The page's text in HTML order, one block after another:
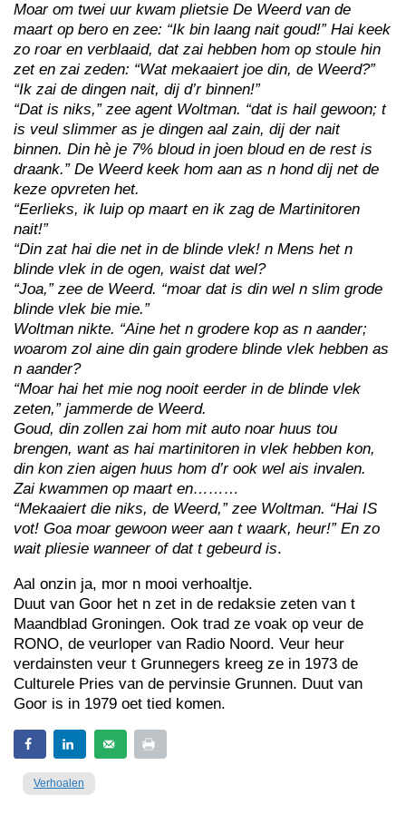
Moar om twei uur kwam plietsie De Weerd van de
maart op bero en zee: “Ik bin laang nait goud!” Hai keek
zo roar en verblaaid, dat zai hebben hom op stoule hin
zet en zai zeden: “Wat mekaaiert joe din, de Weerd?”
“Ik zai de dingen nait, dij d’r binnen!”
“Dat is niks,” zee agent Woltman. “dat is hail gewoon; t
is veul slimmer as je dingen aal zain, dij der nait
binnen. Din hè je 7% bloud in joen bloud en de rest is
draank.” De Weerd keek hom aan as n hond dij net de
keze opvreten het.
“Eerlieks, ik luip op maart en ik zag de Martinitoren
nait!”
“Din zat hai die net in de blinde vlek! n Mens het n
blinde vlek in de ogen, waist dat wel?
“Joa,” zee de Weerd. “moar dat is din wel n slim grode
blinde vlek bie mie.”
Woltman nikte. “Aine het n grodere kop as n aander;
woarom zol aine din gain grodere blinde vlek hebben as
n aander?
“Moar hai het mie nog nooit eerder in de blinde vlek
zeten,” jammerde de Weerd.
Goud, din zollen zai hom mit auto noar huus tou
brengen, want as hai martinitoren in vlek hebben kon,
din kon zien aigen huus hom d’r ook wel ais invalen.
Zai kwammen op maart en………
“Mekaaiert die niks, de Weerd,” zee Woltman. “Hai IS
vot! Goa moar gewoon weer aan t waark, heur!” En zo
wait pliesie wanneer of dat t gebeurd is.
Aal onzin ja, mor n mooi verhoaltje.
Duut van Goor het n zet in de redaksie zeten van t
Maandblad Groningen. Ook trad ze voak op veur de
RONO, de veurloper van Radio Noord. Veur heur
verdainsten veur t Grunnegers kreeg ze in 1973 de
Culturele Pries van de pervinsie Grunnen. Duut van
Goor is in 1979 oet tied komen.
Verhoalen